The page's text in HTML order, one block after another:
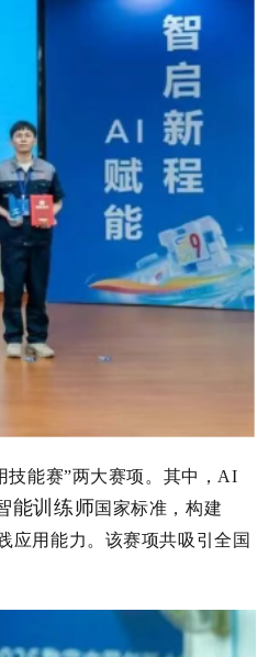
技能赛”两大赛项。其中，AI
能训练师国家标准，构建
应用能力。 该赛项共吸引全国